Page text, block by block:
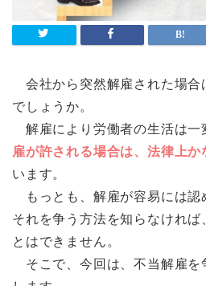
会社から突然解雇された場
でしょうか。
解雇により労働者の生活は
雇が許される場合は、法律上か
います。
もっとも、解雇が容易には認
それを争う方法を知らなければ
とはできません。
そこで、今回は、不当解雇を